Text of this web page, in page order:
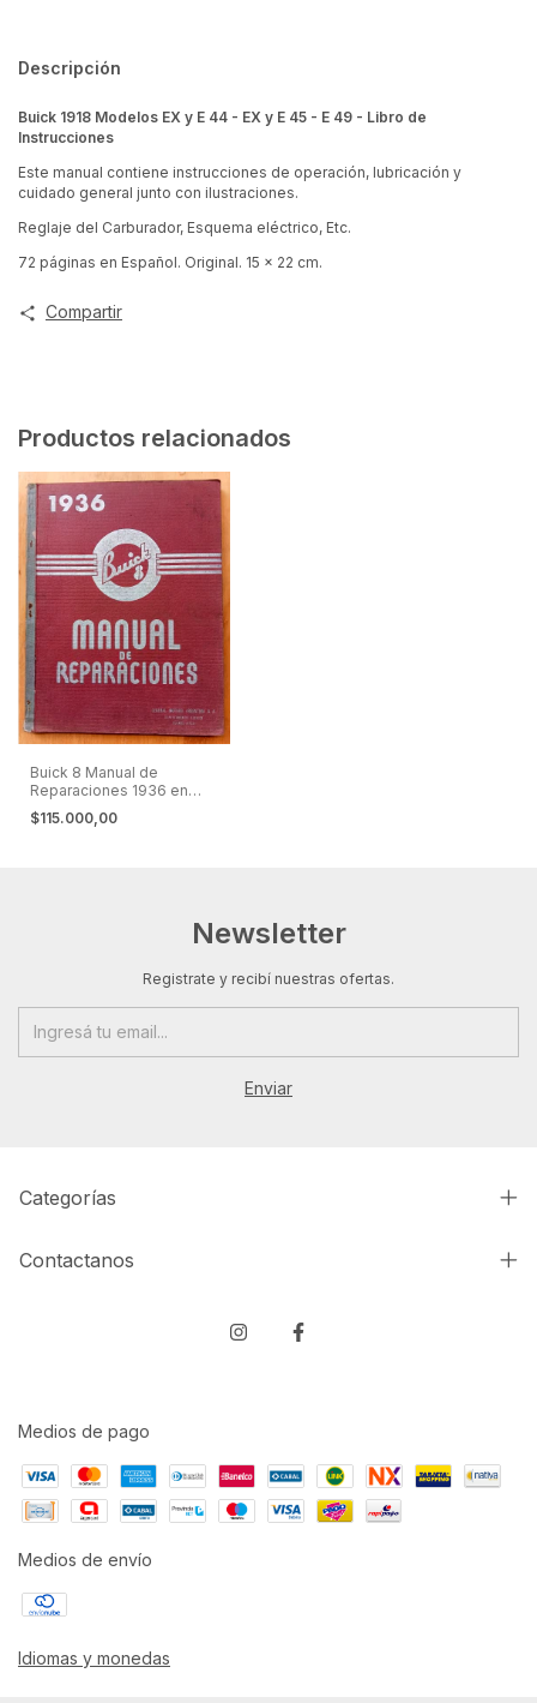
Descripción
Buick 1918 Modelos EX y E 44 - EX y E 45 - E 49 - Libro de
Instrucciones
Este manual contiene instrucciones de operación, lubricación y
cuidado general junto con ilustraciones.
Reglaje del Carburador, Esquema eléctrico, Etc.
72 páginas en Español. Original. 15 x 22 cm.
Compartir
Productos relacionados
Buick 8 Manual de
Reparaciones 1936 en
Español
$115.000,00
Newsletter
Registrate y recibí nuestras ofertas.
Categorías
Contactanos
Medios de pago
Medios de envío
Idiomas y monedas